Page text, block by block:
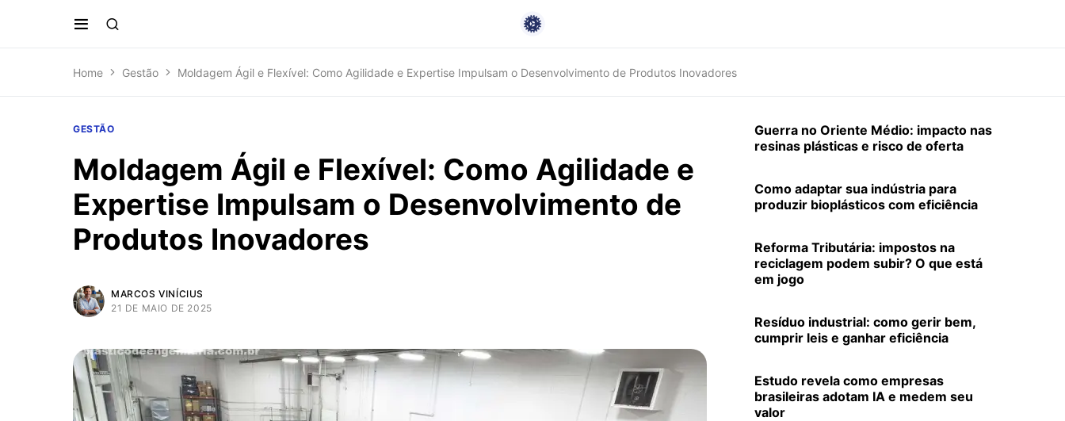
Home Gestão Moldagem Ágil e Flexível: Como Agilidade e Expertise Impulsam o Desenvolvimento de Produtos Inovadores
GESTÃO
Moldagem Ágil e Flexível: Como Agilidade e
Expertise Impulsam o Desenvolvimento de
Produtos Inovadores
MARCOS VINÍCIUS
21 DE MAIO DE 2025
Guerra no Oriente Médio: impacto nas
resinas plásticas e risco de oferta
Como adaptar sua indústria para
produzir bioplásticos com eficiência
Reforma Tributária: impostos na
reciclagem podem subir? O que está
em jogo
Resíduo industrial: como gerir bem,
cumprir leis e ganhar eficiência
Estudo revela como empresas
brasileiras adotam IA e medem seu
valor